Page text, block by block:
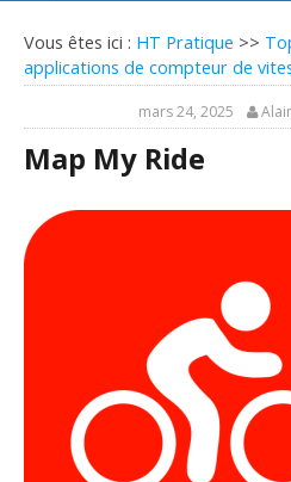
Vous êtes ici : HT Pratique >>
applications de compteur de
mars 24, 2025
Map My Ride